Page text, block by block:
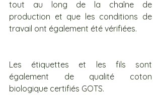
tout au long de la chaîne de
production et que les conditions de
travail ont également été vérifiées.
Les étiquettes et les fils sont
également de qualité coton
biologique certifiés GOTS.